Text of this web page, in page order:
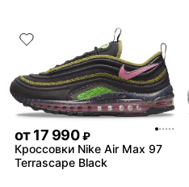
от17 990 ₽
Кроссовки Nike Air Max 97
Terrascape Black